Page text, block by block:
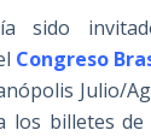
sido
Congreso
Julio/
los billetes